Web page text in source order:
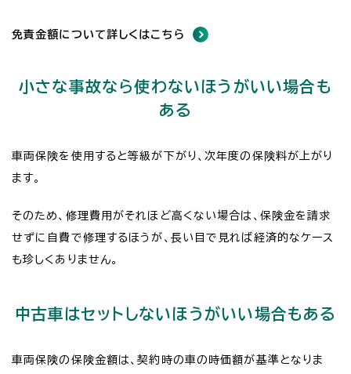
免責金額について詳しくはこちら
小さな事故なら使わないほうがいい場合も
ある
車両保険を使用すると等級が下がり、次年度の保険料が上がり
ます。
そのため、修理費用がそれほど高くない場合は、保険金を請求
せずに自費で修理するほうが、長い目で見れば経済的なケース
も珍しくありません。
中古車はセットしないほうがいい場合もある
車両保険の保険金額は、契約時の車の時価額が基準となりま